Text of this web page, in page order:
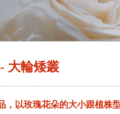
大輪矮叢
，以玫瑰花朵的大小跟植株